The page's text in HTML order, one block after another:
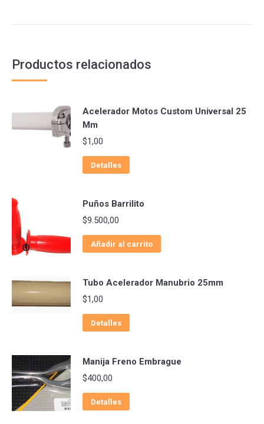
Productos relacionados
Acelerador Motos Custom Universal 25
Mm
$1,00
Detalles
Puños Barrilito
$9.500,00
Añadir al carrito
Tubo Acelerador Manubrio 25mm
$1,00
Detalles
Manija Freno Embrague
$400,00
Detalles